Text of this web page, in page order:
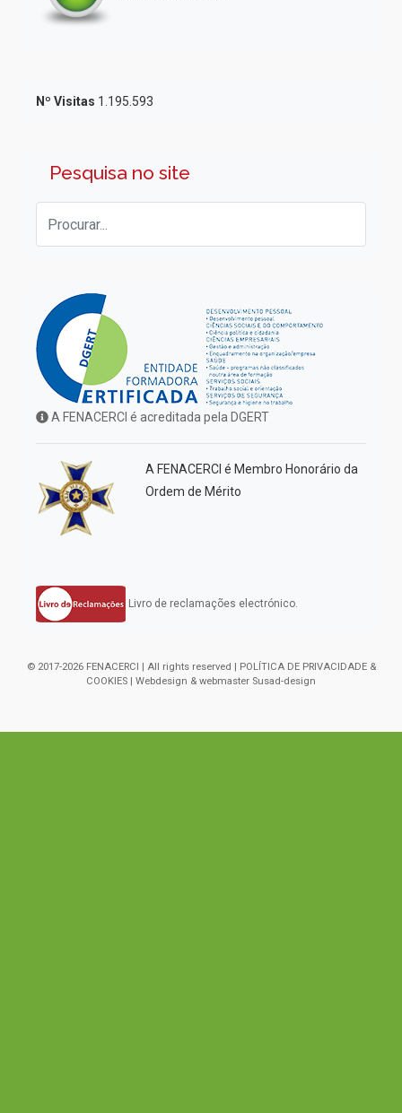
Nº Visitas 1.195.593
Pesquisa no site
A FENACERCI é acreditada pela DGERT
A FENACERCI é Membro Honorário da
Ordem de Mérito
Livro de reclamações electrónico.
© 2017-2026 FENACERCI | All rights reserved | POLÍTICA DE PRIVACIDADE &
COOKIES | Webdesign & webmaster Susad-design